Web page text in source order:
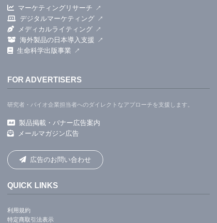
マーケティングリサーチ
デジタルマーケティング
メディカルライティング
海外製品の日本導入支援
生命科学出版事業
FOR ADVERTISERS
研究者・バイオ企業担当者へのダイレクトなアプローチを支援します。
製品掲載・バナー広告案内
メールマガジン広告
広告のお問い合わせ
QUICK LINKS
利用規約
特定商取引法表示